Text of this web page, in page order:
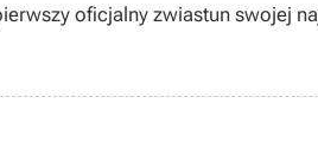
oficjalny zwiastun swojej